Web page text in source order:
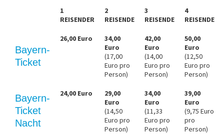
1
REISENDER
2
REISENDE
3
REISENDE
4
REISENDE
Bayern-
Ticket
26,00 Euro
34,00
Euro
(17,00
Euro pro
Person)
42,00
Euro
(14,00
Euro pro
Person)
50,00
Euro
(12,50
Euro pro
Person)
Bayern-
Ticket
Nacht
24,00 Euro
29,00
Euro
(14,50
Euro pro
Person)
34,00
Euro
(11,33
Euro pro
Person)
39,00
Euro
(9,75 Euro
pro
Person)